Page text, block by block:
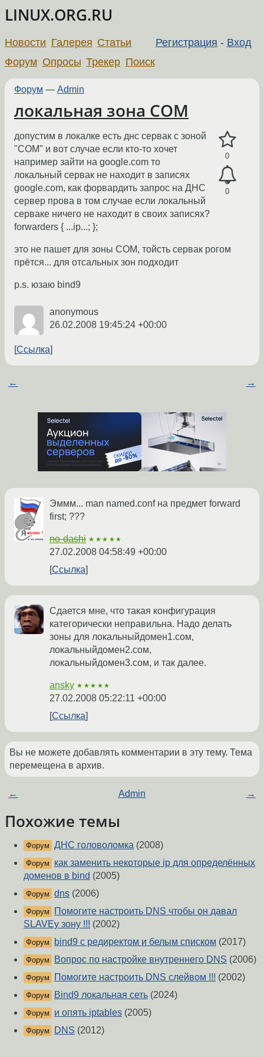
LINUX.ORG.RU
Регистрация - Вход
Новости Галерея Статьи
Форум Опросы Трекер Поиск
Форум — Admin
локальная зона COM
0
0
допустим в локалке есть днс сервак с зоной
"COM" и вот случае если кто-то хочет
например зайти на google.com то
локальный сервак не находит в записях
google.com, как форвардить запрос на ДНС
сервер прова в том случае если локальный
серваке ничего не находит в своих записях?
forwarders { ...ip...; };
это не пашет для зоны COM, тойсть сервак рогом
прётся... для отсальных зон подходит
p.s. юзаю bind9
anonymous
26.02.2008 19:45:24 +00:00
Ссылка
← →
Эммм... man named.conf на предмет forward
first; ???
no-dashi ★★★★★
27.02.2008 04:58:49 +00:00
Ссылка
Сдается мне, что такая конфигурация
категорически неправильна. Надо делать
зоны для локальныйдомен1.сом,
локальныйдомен2.сом,
локальныйдомен3.сом, и так далее.
ansky ★★★★★
27.02.2008 05:22:11 +00:00
Ссылка
Вы не можете добавлять комментарии в эту тему. Тема
перемещена в архив.
← Admin →
Похожие темы
Форум ДНС головоломка (2008)
Форум
как заменить некоторые ip для определённых
доменов в bind (2005)
Форум dns (2006)
Форум
Помогите настроить DNS чтобы он давал
SLAVEу зону !!! (2002)
Форум bind9 с редиректом и белым списком (2017)
Форум Вопрос по настройке внутреннего DNS (2006)
Форум Помогите настроить DNS слейвом !!! (2002)
Форум Bind9 локальная сеть (2024)
Форум и опять iptables (2005)
Форум DNS (2012)